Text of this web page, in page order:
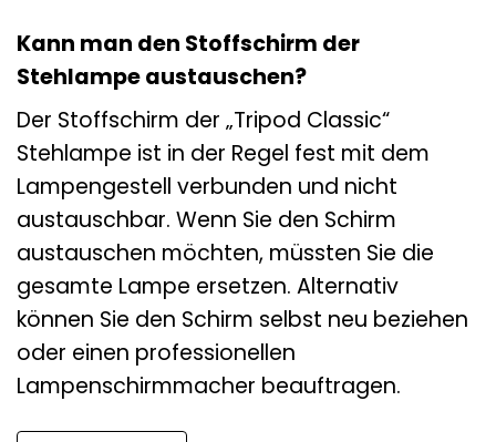
Kann man den Stoffschirm der
Stehlampe austauschen?
Der Stoffschirm der „Tripod Classic“
Stehlampe ist in der Regel fest mit dem
Lampengestell verbunden und nicht
austauschbar. Wenn Sie den Schirm
austauschen möchten, müssten Sie die
gesamte Lampe ersetzen. Alternativ
können Sie den Schirm selbst neu beziehen
oder einen professionellen
Lampenschirmmacher beauftragen.